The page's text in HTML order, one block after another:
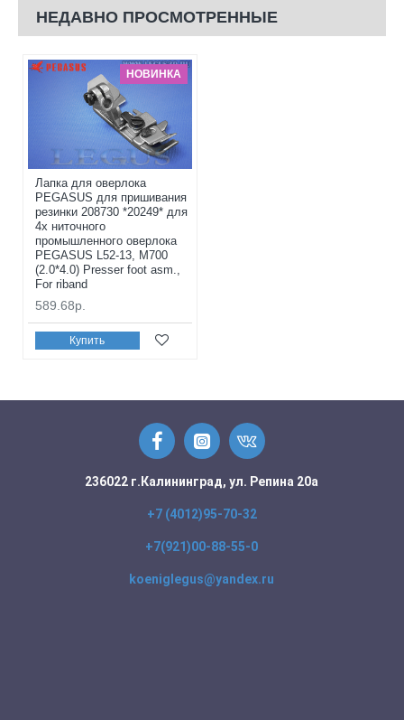
НЕДАВНО ПРОСМОТРЕННЫЕ
НОВИНКА
Лапка для оверлока
PEGASUS для пришивания
резинки 208730 *20249* для
4х ниточного
промышленного оверлока
PEGASUS L52-13, M700
(2.0*4.0) Presser foot asm.,
For riband
589.68р.
Купить
236022 г.Калининград, ул. Репина 20а
+7 (4012)95-70-32
+7(921)00-88-55-0
koeniglegus@yandex.ru